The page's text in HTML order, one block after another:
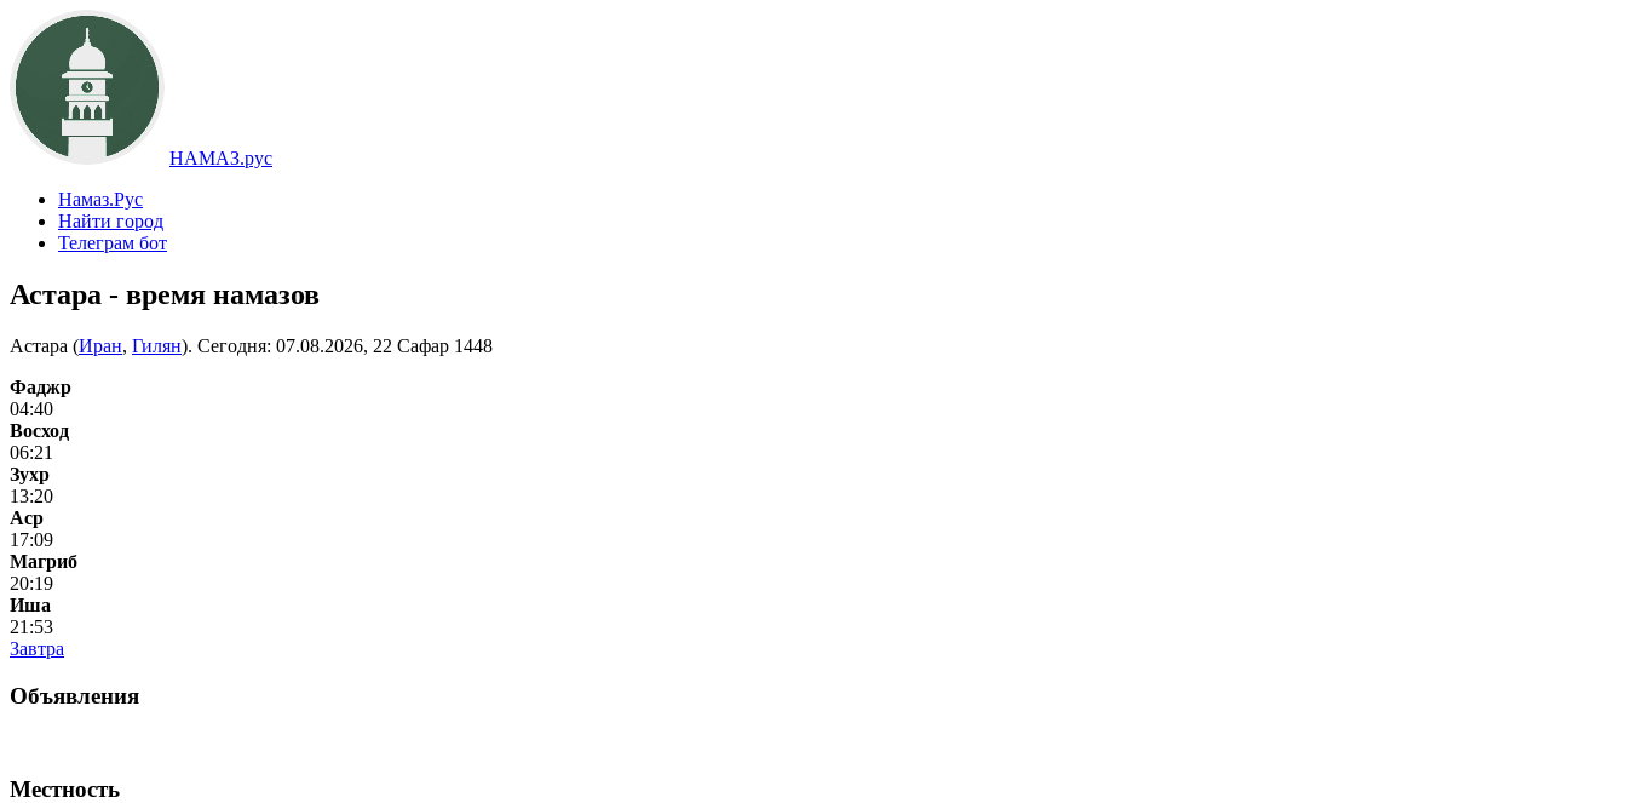
НАМАЗ.рус
Намаз.Рус
Найти город
Телеграм бот
Астара - время намазов
Астара (Иран, Гилян). Сегодня: 07.08.2026, 22 Сафар 1448
Фаджр
04:40
Восход
06:21
Зухр
13:20
Аср
17:09
Магриб
20:19
Иша
21:53
Завтра
Объявления
Местность